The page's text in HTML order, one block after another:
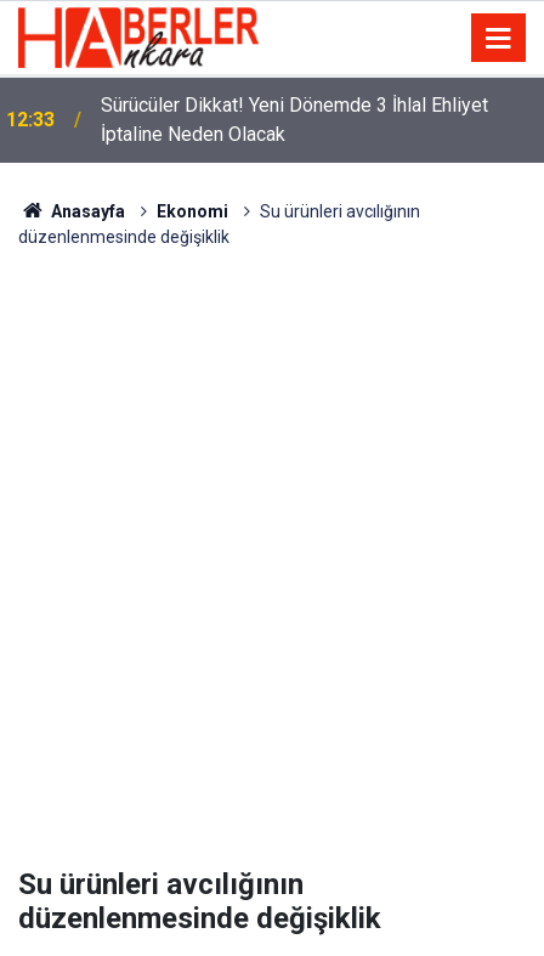
12:33
Sürücüler Dikkat! Yeni Dönemde 3 İhlal Ehliyet
İptaline Neden Olacak
Anasayfa Ekonomi
Su ürünleri avcılığının
düzenlenmesinde değişiklik
Su ürünleri avcılığının
düzenlenmesinde değişiklik